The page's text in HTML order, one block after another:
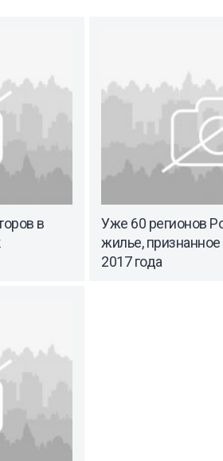
в
Уже 60 регионов
жилье,
2017 года